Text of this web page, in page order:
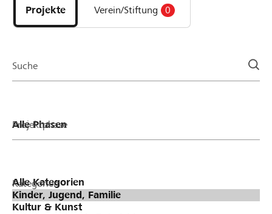
und
Organisationen
Projekte Verein/Stiftung 0
Suche
Projektphase
Kategorien